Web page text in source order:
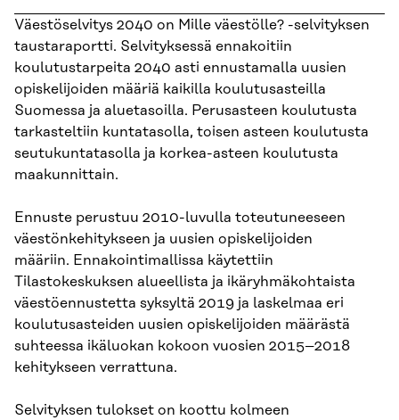
Väestöselvitys 2040 on Mille väestölle? -selvityksen
taustaraportti. Selvityksessä ennakoitiin
koulutustarpeita 2040 asti ennustamalla uusien
opiskelijoiden määriä kaikilla koulutusasteilla
Suomessa ja aluetasoilla. Perusasteen koulutusta
tarkasteltiin kuntatasolla, toisen asteen koulutusta
seutukuntatasolla ja korkea-asteen koulutusta
maakunnittain.
Ennuste perustuu 2010-luvulla toteutuneeseen
väestönkehitykseen ja uusien opiskelijoiden
määriin. Ennakointimallissa käytettiin
Tilastokeskuksen alueellista ja ikäryhmäkohtaista
väestöennustetta syksyltä 2019 ja laskelmaa eri
koulutusasteiden uusien opiskelijoiden määrästä
suhteessa ikäluokan kokoon vuosien 2015–2018
kehitykseen verrattuna.
Selvityksen tulokset on koottu kolmeen